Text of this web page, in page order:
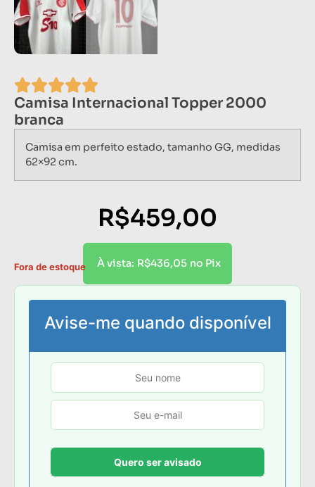
Camisa Internacional Topper 2000
branca
Camisa em perfeito estado, tamanho GG, medidas
62×92 cm.
R$459,00
À vista: R$436,05 no Pix
Fora de estoque
Avise-me quando disponível